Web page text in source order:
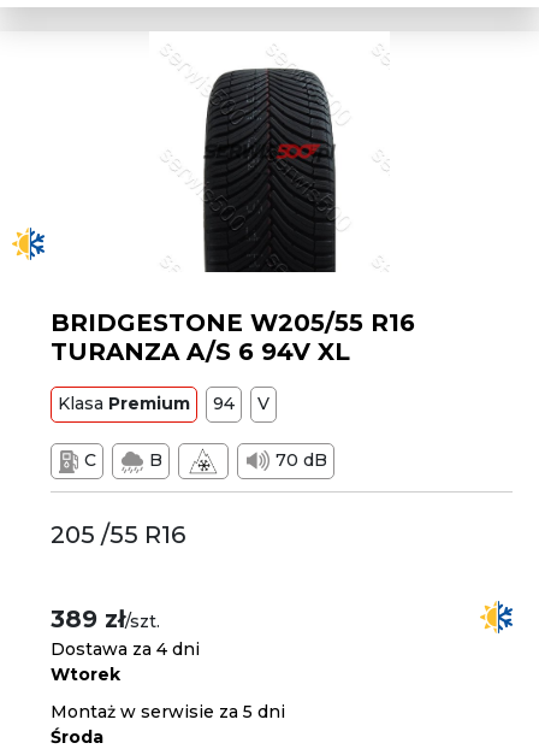
BRIDGESTONE W205/55 R16
TURANZA A/S 6 94V XL
Klasa Premium 94 V
C B 70 dB
205 /55 R16
389 zł/szt.
Dostawa za 4 dni
Wtorek
Montaż w serwisie za 5 dni
Środa